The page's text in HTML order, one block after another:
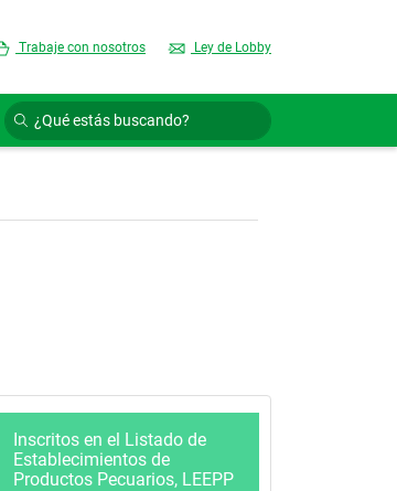
Trabaje con nosotros Ley de Lobby
Inscritos en el Listado de
Establecimientos de
Productos Pecuarios, LEEPP